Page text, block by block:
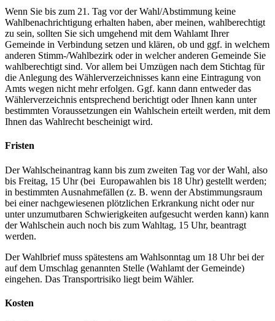
Wenn Sie bis zum 21. Tag vor der Wahl/Abstimmung keine
Wahlbenachrichtigung erhalten haben, aber meinen, wahlberechtigt
zu sein, sollten Sie sich umgehend mit dem Wahlamt Ihrer
Gemeinde in Verbindung setzen und klären, ob und ggf. in welchem
anderen Stimm-/Wahlbezirk oder in welcher anderen Gemeinde Sie
wahlberechtigt sind. Vor allem bei Umzügen nach dem Stichtag für
die Anlegung des Wählerverzeichnisses kann eine Eintragung von
Amts wegen nicht mehr erfolgen. Ggf. kann dann entweder das
Wählerverzeichnis entsprechend berichtigt oder Ihnen kann unter
bestimmten Voraussetzungen ein Wahlschein erteilt werden, mit dem
Ihnen das Wahlrecht bescheinigt wird.
Fristen
Der Wahlscheinantrag kann bis zum zweiten Tag vor der Wahl, also
bis Freitag, 15 Uhr (bei Europawahlen bis 18 Uhr) gestellt werden;
in bestimmten Ausnahmefällen (z. B. wenn der Abstimmungsraum
bei einer nachgewiesenen plötzlichen Erkrankung nicht oder nur
unter unzumutbaren Schwierigkeiten aufgesucht werden kann) kann
der Wahlschein auch noch bis zum Wahltag, 15 Uhr, beantragt
werden.
Der Wahlbrief muss spätestens am Wahlsonntag um 18 Uhr bei der
auf dem Umschlag genannten Stelle (Wahlamt der Gemeinde)
eingehen. Das Transportrisiko liegt beim Wähler.
Kosten